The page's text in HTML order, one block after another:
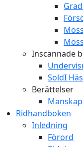
Inscannade
SoldI
Berättelser
Ridhandboken
Inledning
Förord